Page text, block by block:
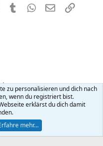
PinterestTumblr WhatsApp
E-MailLink
Hilfe
R
XenForo Ltd.
zu personalisieren und dich nach
wenn du registriert bist.
erklärst du dich damit
mehr…